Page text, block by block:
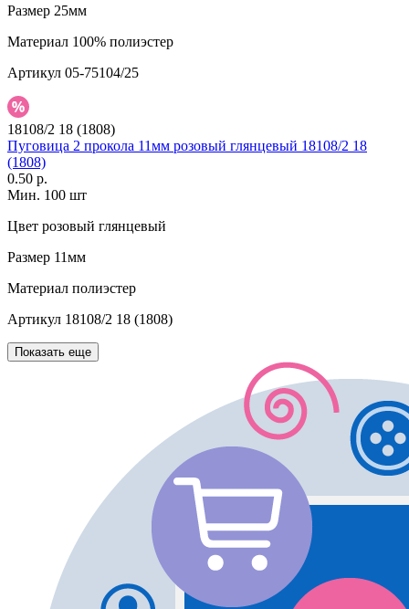
Размер 25мм
Материал 100% полиэстер
Артикул 05-75104/25
18108/2 18 (1808)
Пуговица 2 прокола 11мм розовый глянцевый 18108/2 18
(1808)
0.50 р.
Мин. 100 шт
Цвет розовый глянцевый
Размер 11мм
Материал полиэстер
Артикул 18108/2 18 (1808)
Показать еще